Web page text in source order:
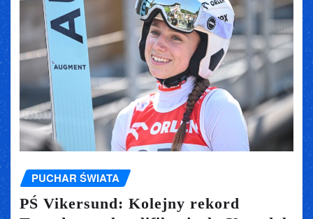
PUCHAR ŚWIATA
PŚ Vikersund: Kolejny rekord